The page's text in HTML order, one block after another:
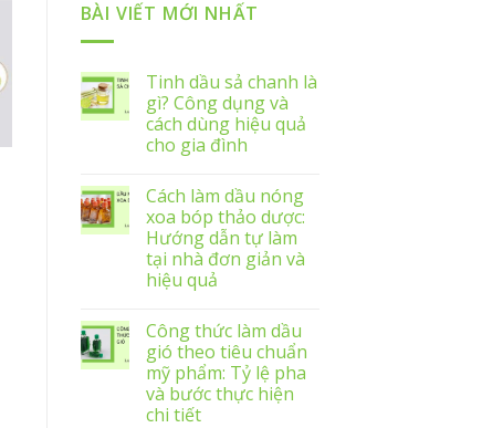
BÀI VIẾT MỚI NHẤT
Tinh dầu sả chanh là
gì? Công dụng và
cách dùng hiệu quả
cho gia đình
Cách làm dầu nóng
xoa bóp thảo dược:
Hướng dẫn tự làm
tại nhà đơn giản và
hiệu quả
Công thức làm dầu
gió theo tiêu chuẩn
mỹ phẩm: Tỷ lệ pha
và bước thực hiện
chi tiết